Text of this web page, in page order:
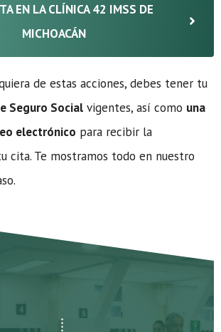
EN LA CLÍNICA 42 IMSS DE
MICHOACÁN
de estas acciones, debes tener tu
Seguro Social vigentes, así como una
electrónico para recibir la
cita. Te mostramos todo en nuestro